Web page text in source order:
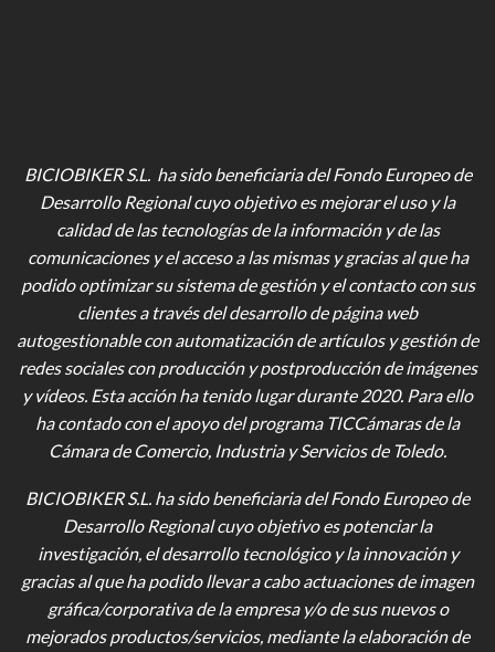
BICIOBIKER S.L. ha sido beneficiaria del Fondo Europeo de
Desarrollo Regional cuyo objetivo es mejorar el uso y la
calidad de las tecnologías de la información y de las
comunicaciones y el acceso a las mismas y gracias al que ha
podido optimizar su sistema de gestión y el contacto con sus
clientes a través del desarrollo de página web
autogestionable con automatización de artículos y gestión de
redes sociales con producción y postproducción de imágenes
y vídeos. Esta acción ha tenido lugar durante 2020. Para ello
ha contado con el apoyo del programa TICCámaras de la
Cámara de Comercio, Industria y Servicios de Toledo.
BICIOBIKER S.L. ha sido beneficiaria del Fondo Europeo de
Desarrollo Regional cuyo objetivo es potenciar la
investigación, el desarrollo tecnológico y la innovación y
gracias al que ha podido llevar a cabo actuaciones de imagen
gráfica/corporativa de la empresa y/o de sus nuevos o
mejorados productos/servicios, mediante la elaboración de